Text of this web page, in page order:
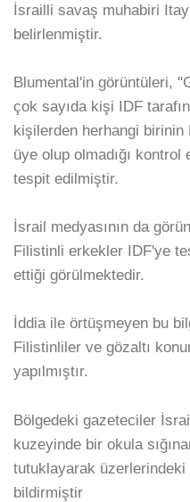
İsrailli savaş muhabiri
belirlenmiştir.
Blumental'in görüntüleri,
çok sayıda kişi IDF
kişilerden herhangi
üye olup olmadığı kontrol
tespit edilmiştir.
İsrail medyasının da
Filistinli erkekler IDF'ye
ettiği görülmektedir.
İddia ile örtüşmeyen bu
Filistinliler ve gözaltı
yapılmıştır.
Bölgedeki gazeteciler
kuzeyinde bir okula
tutuklayarak üzerlerindeki
bildirmiştir